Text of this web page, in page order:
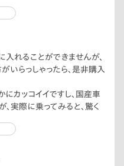
んな素晴らしいHondaの
ます。
れることができませんが、
いらっしゃったら、是非購入
カッコイイですし、国産車
実際に乗ってみると、驚く